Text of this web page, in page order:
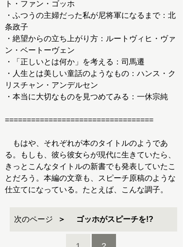
ト・ファン・ゴッホ
・ふつうの主婦だった私が尼将軍になるまで：北
条政子
・絶望からの立ち上がり方：ルートヴィヒ・ヴァ
ン・ベートーヴェン
・「正しいとは何か」を考える：司馬遷
・人生とは美しい童話のようなもの：ハンス・ク
リスチャン・アンデルセン
・本当に大切なものを見つめてみる：一休宗純
==================================
もはや、それぞれが本のタイトルのようであ
る。もしも、彼ら彼女らが現代に生きていたら、
きっとこんなタイトルの新書でも発表していたこ
とだろう。本編の文章も、スピーチ原稿のような
仕立てになっている。たとえば、こんな調子。
次のページ ゴッホがスピーチを!?